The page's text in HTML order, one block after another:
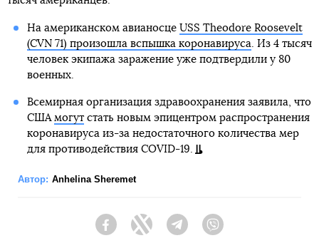
На американском авианосце USS Theodore Roosevelt
(CVN 71) произошла вспышка коронавируса. Из 4 тысяч
человек экипажа заражение уже подтвердили у 80
военных.
Всемирная организация здравоохранения заявила, что
США могутстать новым эпицентром распространения
коронавируса из-за недостаточного количества мер
для противодействия COVID-19.
Автор: Anhelina Sheremet
FacebookTwitter Telegram